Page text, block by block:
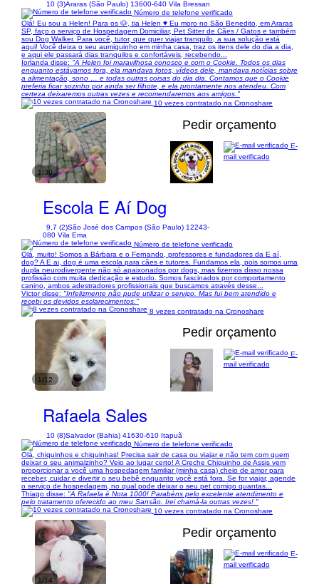
10 (3)Araras (São Paulo) 13600-640 Vila Bressan
Número de telefone verificado
Olá! Eu sou a Helen! Para os 🐶, tia Helen ♥️ Eu moro no São Benedito, em Araras
SP, faço o serviço de Hospedagem Domiciliar, Pet Sitter de Cães / Gatos e também
sou Dog Walker. Para você, tutor, que quer viajar tranquilo, a sua solução está
aqui! Você deixa o seu aumiguinho em minha casa, traz os itens dele do dia a dia,
e aqui ele passará dias tranquilos e confortáveis, recebendo...
Iorlanda disse: "A Helen foi maravilhosa conosco e com o Cookie. Todos os dias
enquanto estávamos fora, ela mandava fotos, vídeos dele, mandava notícias sobre
a alimentação, sono … e todas outras coisas do dia dia. Contamos que o Cookie
preferia ficar sozinho por ainda ser filhote, e ela prontamente nos atendeu. Com
certeza deixaremos outras vezes e recomendaremos aos amigos."
10 vezes contratado na Cronoshare
1/30
Pedir orçamento
Escola E Aí Dog
9,7 (2)São José dos Campos (São Paulo) 12243-
080 Vila Ema
E-
mail verificado
Número de telefone verificado
Olá, muito! Somos a Bárbara e o Fernando, professores e fundadores da E aí,
dog? A E ai, dog é uma escola para cães e tutores. Fundamos ela, pois somos uma
dupla neurodivergente não só apaixonados por dogs, mas fizemos disso nossa
profissão com muita dedicação e estudo. Somos fascinados por comportamento
canino, ambos adestradores profissionais que buscamos através desse...
Victor disse: "Infelizmente não pude utilizar o serviço. Mas fui bem atendido e
recebi os devidos esclarecimentos."
8 vezes contratado na Cronoshare
1/12
Pedir orçamento
Rafaela Sales
10 (8)Salvador (Bahia) 41630-610 Itapuã
E-
mail verificado
Número de telefone verificado
Olá, chiquinhos e chiquinhas! Precisa sair de casa ou viajar e não tem com quem
deixar o seu animalzinho? Veio ao lugar certo! A Creche Chiquinho de Assis vem
proporcionar a você uma hospedagem familiar (minha casa) cheio de amor para
receber, cuidar e divertir o seu bebê enquanto você está fora. Se for viajar, agende
o serviço de hospedagem, no qual pode deixar o seu pet comigo quantas...
Thiago disse: "A Rafaela é Nota 1000! Parabéns pelo excelente atendimento e
pelo tratamento oferecido ao meu Sansão. Irei chamá-la outras vezes! "
10 vezes contratado na Cronoshare
1/14
Pedir orçamento
E-
mail verificado